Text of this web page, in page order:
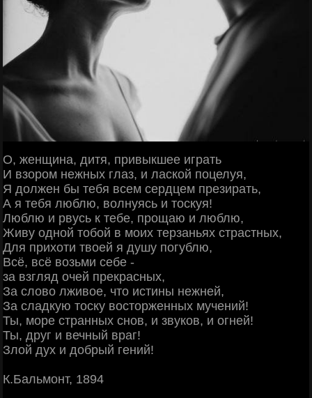
О, женщина, дитя, привыкшее играть
И взором нежных глаз, и лаской поцелуя,
Я должен бы тебя всем сердцем презирать,
А я тебя люблю, волнуясь и тоскуя!
Люблю и рвусь к тебе, прощаю и люблю,
Живу одной тобой в моих терзаньях страстных,
Для прихоти твоей я душу погублю,
Всё, всё возьми себе -
за взгляд очей прекрасных,
За слово лживое, что истины нежней,
За сладкую тоску восторженных мучений!
Ты, море странных снов, и звуков, и огней!
Ты, друг и вечный враг!
Злой дух и добрый гений!
К.Бальмонт, 1894